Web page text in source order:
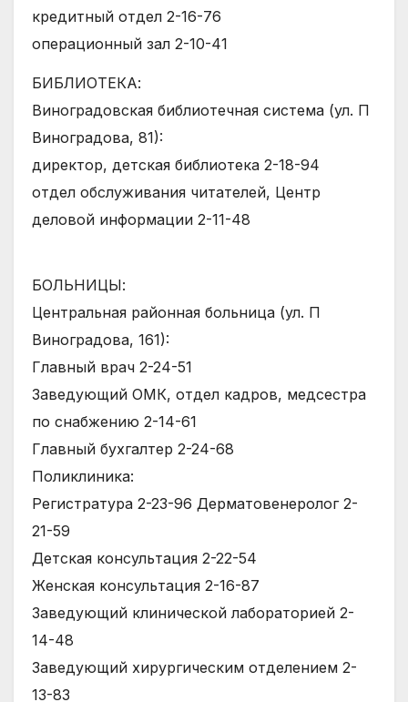
кредитный отдел 2-16-76
операционный зал 2-10-41
БИБЛИОТЕКА:
Виноградовская библиотечная система (ул. П
Виноградова, 81):
директор, детская библиотека 2-18-94
отдел обслуживания читателей, Центр
деловой информации 2-11-48
БОЛЬНИЦЫ:
Центральная районная больница (ул. П
Виноградова, 161):
Главный врач 2-24-51
Заведующий ОМК, отдел кадров, медсестра
по снабжению 2-14-61
Главный бухгалтер 2-24-68
Поликлиника:
Регистратура 2-23-96 Дерматовенеролог 2-
21-59
Детская консультация 2-22-54
Женская консультация 2-16-87
Заведующий клинической лабораторией 2-
14-48
Заведующий хирургическим отделением 2-
13-83